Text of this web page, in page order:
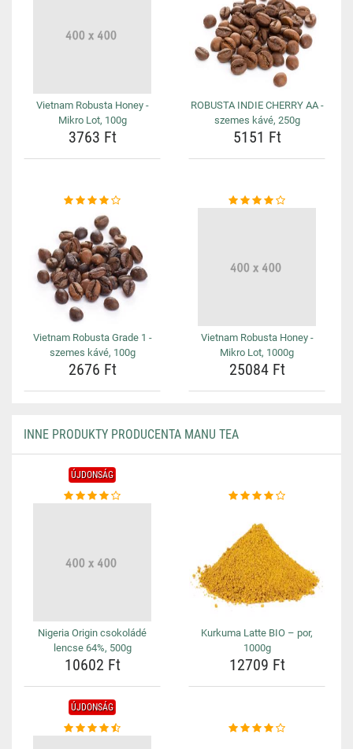
Vietnam Robusta Honey -
Mikro Lot, 100g
3763 Ft
ROBUSTA INDIE CHERRY AA -
szemes kávé, 250g
5151 Ft
Vietnam Robusta Grade 1 -
szemes kávé, 100g
2676 Ft
Vietnam Robusta Honey -
Mikro Lot, 1000g
25084 Ft
INNE PRODUKTY PRODUCENTA MANU TEA
ÚJDONSÁG
Nigeria Origin csokoládé
lencse 64%, 500g
10602 Ft
Kurkuma Latte BIO – por,
1000g
12709 Ft
ÚJDONSÁG